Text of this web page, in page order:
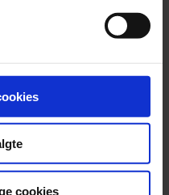
cookies
advokat og leder af Focus